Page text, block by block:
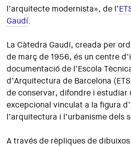
l’arquitecte modernista», de l’
Gaudí.
La Càtedra Gaudí, creada per
de març de 1956, és un centre
documentació de l’Escola
d’Arquitectura de Barcelona
de conservar, difondre i estudiar
excepcional vinculat a la figura
l’arquitectura i l’urbanisme dels
A través de rèpliques de